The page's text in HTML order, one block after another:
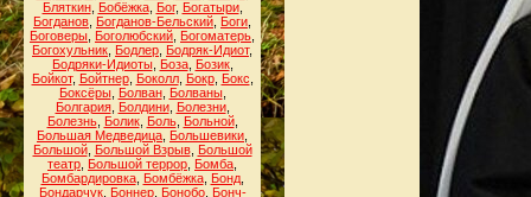
Бляткин, Бобёжка, Бог, Богатыри,
Богданов Богданов-Бельский Боги
Боговеры Боголюбский Богоматерь
Богохульник Бодлер Бодряк-Идиот,
Бодряки-Идиоты, Боза, Бозик,
Бойкот, Бойтнер, Боколл, Бокр, Бокс
Боксёры, Болван, Болваны,
Болгария, Болдини, Болезни,
Болезнь, Болик, Боль, Больной,
Большая Медведица Большевики
Большой, Большой Взрыв, Большой
театр Большой террор Бомба
Бомбардировка, Бомбёжка, Бонд,
Бондарчук, Боннер, Бонобо, Бонч-